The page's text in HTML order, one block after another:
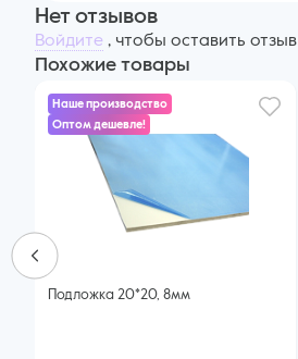
Нет отзывов
Войдите , чтобы оставить отзыв
Похожие товары
Наше производство
Оптом дешевле!
Подложка 20*20, 8мм